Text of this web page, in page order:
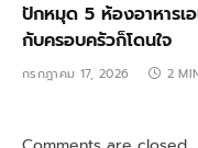
ปักหมุด 5 ห้องอาหารเ
กับครอบครัวก็โดนใจ
กรกฎาคม 17, 2026 2